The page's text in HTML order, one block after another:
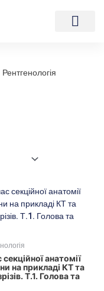
Рентгенологія
секційної анатомії
на прикладі КТ та
Т.1. Голова та